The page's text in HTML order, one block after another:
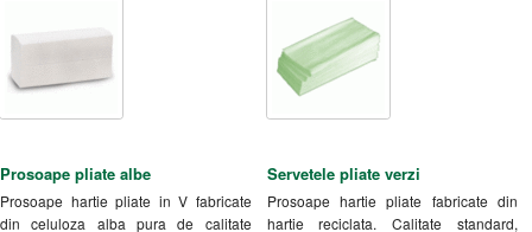
Prosoape pliate albe
Prosoape hartie pliate in V fabricate
din celuloza alba pura de calitate
Servetele pliate verzi
Prosoape hartie pliate fabricate din
hartie reciclata. Calitate standard,